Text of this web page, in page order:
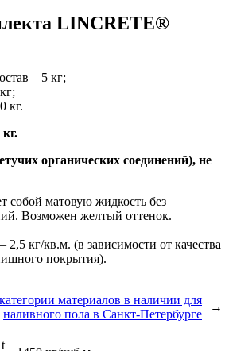
LINCRETE®
– 5 кг;
кг.
органических соединений), не
собой матовую жидкость без
Возможен желтый оттенок.
2,5 кг/кв.м. (в зависимости от качества
покрытия).
материалов в наличии для
наливного пола в Санкт-Петербурге
→